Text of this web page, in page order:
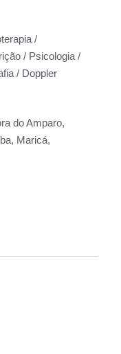
/
/ Psicologia /
/ Doppler
do Amparo,
Maricá,